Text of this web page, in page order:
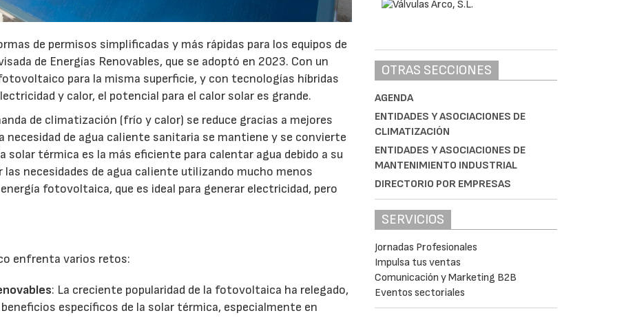
de permisos simplificadas y más rápidas para los equipos de
de Energías Renovables, que se adoptó en 2023. Con un
para la misma superficie, y con tecnologías híbridas
y calor, el potencial para el calor solar es grande.
de climatización (frío y calor) se reduce gracias a mejores
de agua caliente sanitaria se mantiene y se convierte
solar térmica es la más eficiente para calentar agua debido a su
necesidades de agua caliente utilizando mucho menos
fotovoltaica, que es ideal para generar electricidad, pero
enfrenta varios retos:
: La creciente popularidad de la fotovoltaica ha relegado,
específicos de la solar térmica, especialmente en
OTRAS SECCIONES
AGENDA
ENTIDADES Y ASOCIACIONES DE
CLIMATIZACIÓN
ENTIDADES Y ASOCIACIONES DE
MANTENIMIENTO INDUSTRIAL
DIRECTORIO POR EMPRESAS
SERVICIOS
Jornadas Profesionales
Impulsa tus ventas
Comunicación y Marketing B2B
Eventos sectoriales